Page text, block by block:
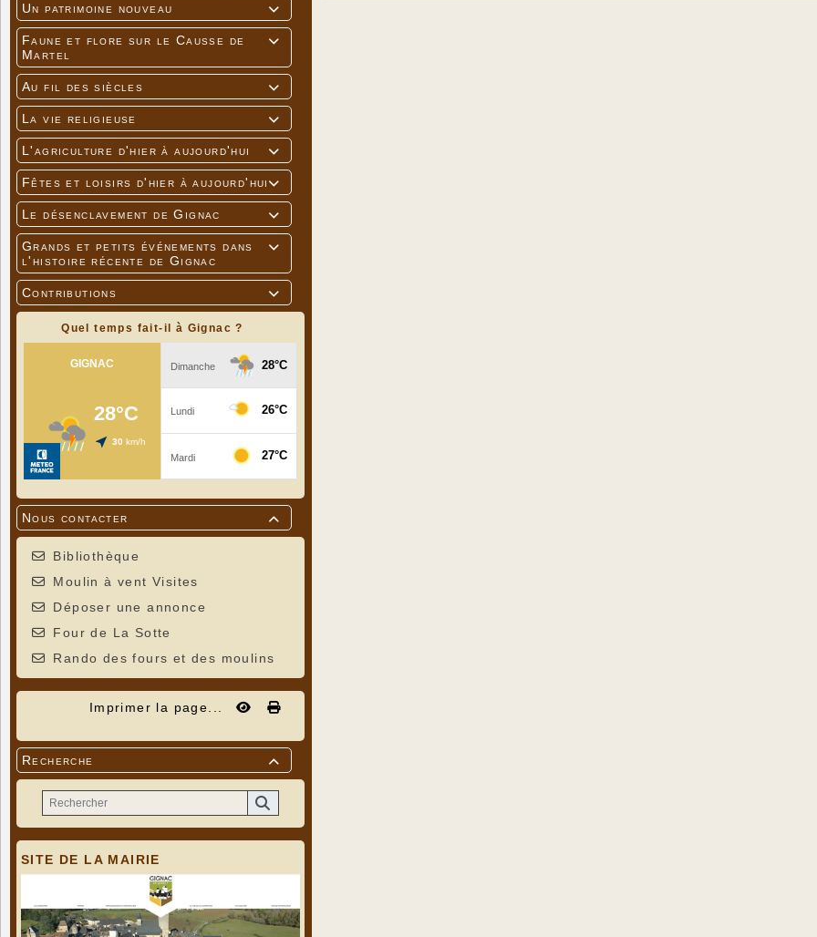

Un patrimoine nouveau

Faune et flore sur le Causse de
Martel

Au fil des siècles

La vie religieuse

L'agriculture d'hier à aujourd'hui

Fêtes et loisirs d'hier à aujourd'hui

Le désenclavement de Gignac

Grands et petits événements dans
l'histoire récente de Gignac

Contributions
Quel temps fait-il à Gignac ?

Nous contacter
Bibliothèque
Moulin à vent Visites
Déposer une annonce
Four de La Sotte
Rando des fours et des moulins
Imprimer la page...

Recherche
SITE DE LA MAIRIE